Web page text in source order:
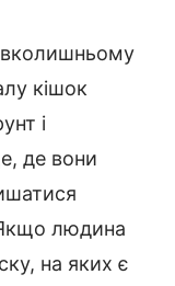
кішок
і
де вони
людина
на яких є